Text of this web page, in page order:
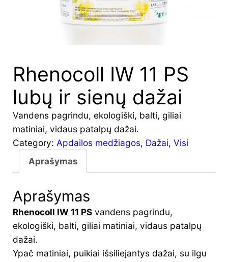
Rhenocoll IW 11 PS
lubų ir sienų dažai
Vandens pagrindu, ekologiški, balti, giliai
matiniai, vidaus patalpų dažai.
Category: Apdailos medžiagos, Dažai, Visi
Aprašymas
Aprašymas
Rhenocoll IW 11 PS vandens pagrindu,
ekologiški, balti, giliai matiniai, vidaus patalpų
dažai.
Ypač matiniai, puikiai išsiliejantys dažai, su ilgu